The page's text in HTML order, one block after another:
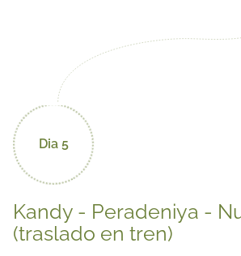
Dia 5
Kandy - Peradeniya -
(traslado en tren)